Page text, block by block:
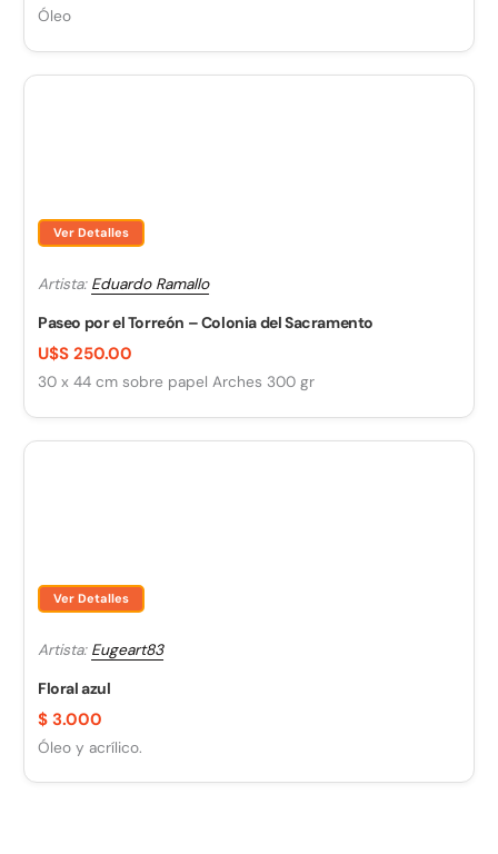
Óleo
Ver Detalles
Artista: Eduardo Ramallo
Paseo por el Torreón – Colonia del Sacramento
U$S 250.00
30 x 44 cm sobre papel Arches 300 gr
Ver Detalles
Artista: Eugeart83
Floral azul
$ 3.000
Óleo y acrílico.